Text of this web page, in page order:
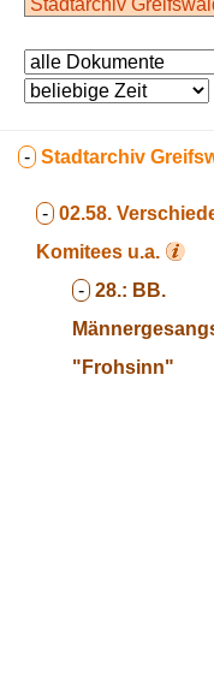
- Stadtarchiv
- 02.58.
Komitees u.a.
- 28.: BB.
"Frohsinn"